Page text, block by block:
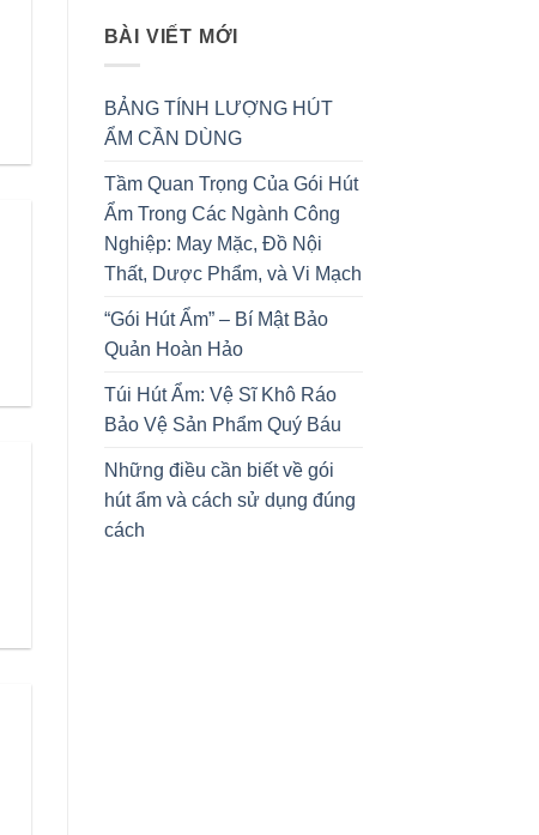
BÀI VIẾT MỚI
BẢNG TÍNH LƯỢNG HÚT
ẨM CẦN DÙNG
Tầm Quan Trọng Của Gói Hút
Ẩm Trong Các Ngành Công
Nghiệp: May Mặc, Đồ Nội
Thất, Dược Phẩm, và Vi Mạch
“Gói Hút Ẩm” – Bí Mật Bảo
Quản Hoàn Hảo
Túi Hút Ẩm: Vệ Sĩ Khô Ráo
Bảo Vệ Sản Phẩm Quý Báu
Những điều cần biết về gói
hút ẩm và cách sử dụng đúng
cách